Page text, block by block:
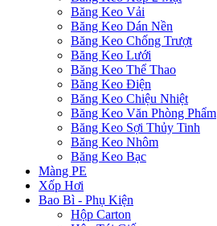
Băng Keo Vải
Băng Keo Dán Nền
Băng Keo Chống Trượt
Băng Keo Lưới
Băng Keo Thể Thao
Băng Keo Điện
Băng Keo Chiệu Nhiệt
Băng Keo Văn Phòng Phẩm
Băng Keo Sợi Thủy Tinh
Băng Keo Nhôm
Băng Keo Bạc
Màng PE
Xốp Hơi
Bao Bì - Phụ Kiện
Hộp Carton